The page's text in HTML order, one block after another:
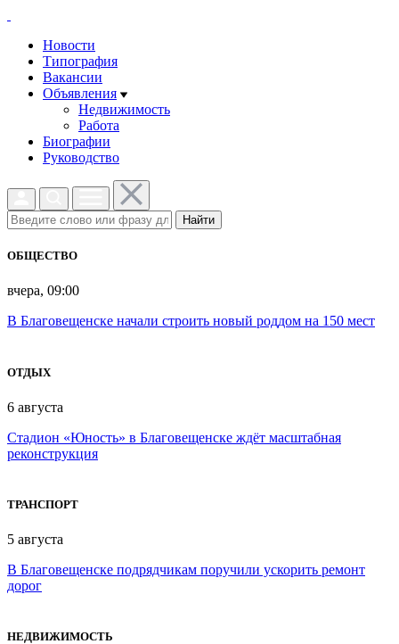
Новости
Типография
Вакансии
Объявления
Недвижимость
Работа
Биографии
Руководство
Найти
ОБЩЕСТВО
вчера, 09:00
В Благовещенске начали строить новый роддом на 150 мест
ОТДЫХ
6 августа
Стадион «Юность» в Благовещенске ждёт масштабная
реконструкция
ТРАНСПОРТ
5 августа
В Благовещенске подрядчикам поручили ускорить ремонт
дорог
НЕДВИЖИМОСТЬ